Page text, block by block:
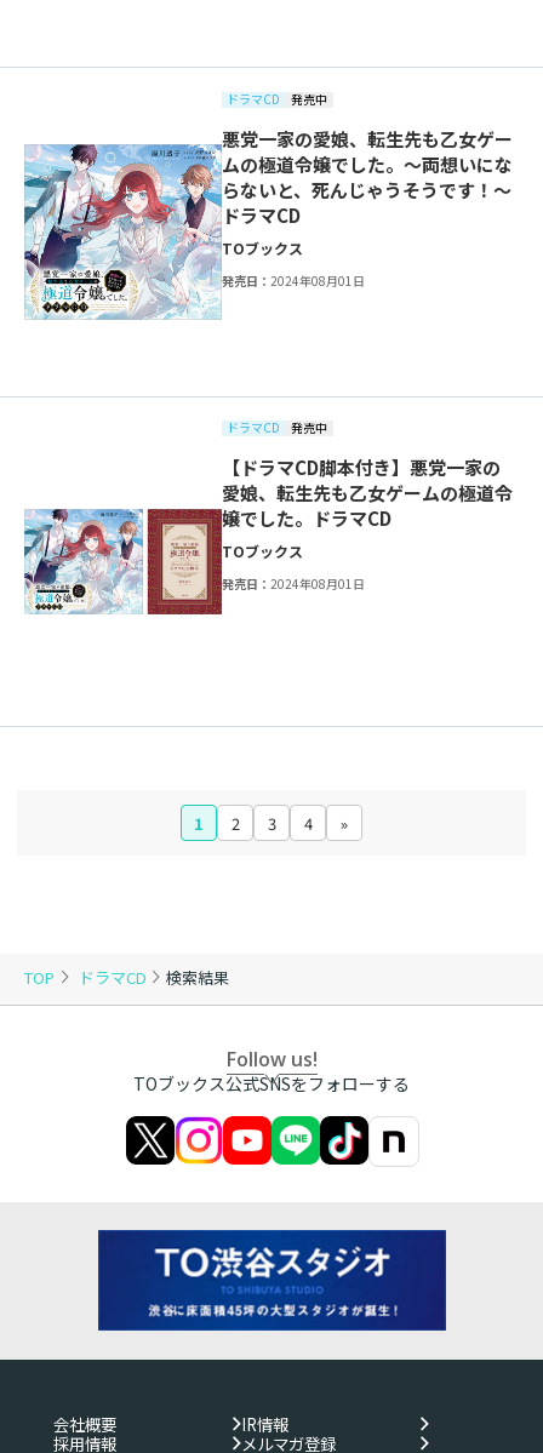
TOP ドラマCD 検索結果
ドラマCD 発売中
悪党一家の愛娘、転生先も乙女ゲー
ムの極道令嬢でした。～両想いにな
らないと、死んじゃうそうです！～
ドラマCD
TOブックス
発売日：2024年08月01日
ドラマCD 発売中
【ドラマCD脚本付き】悪党一家の
愛娘、転生先も乙女ゲームの極道令
嬢でした。ドラマCD
TOブックス
発売日：2024年08月01日
1 2 3 4 »
Follow us!
TOブックス公式SNSをフォローする
会社概要
IR情報
採用情報
メルマガ登録